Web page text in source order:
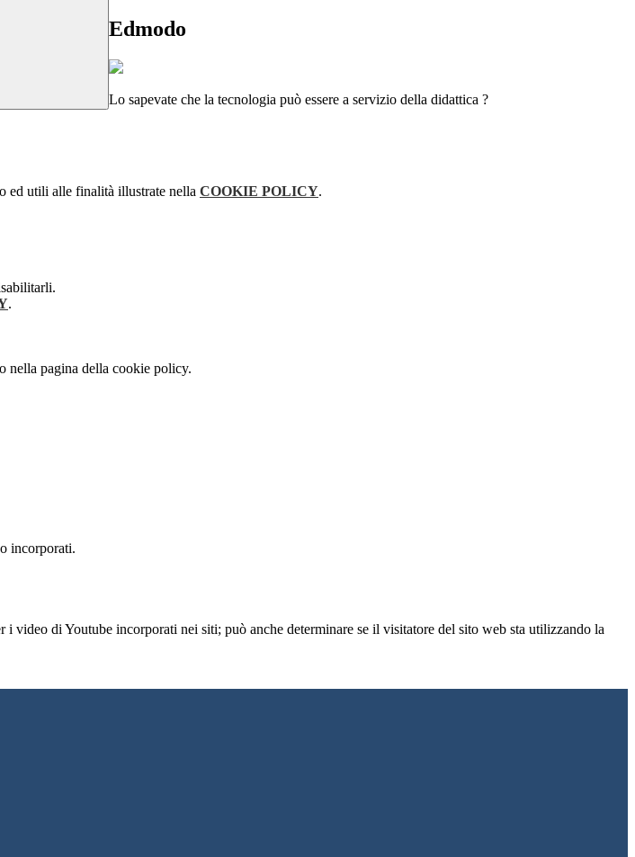
Edmodo
Lo sapevate che la tecnologia può essere a servizio della didattica ?
ed utili alle finalità illustrate nella COOKIE POLICY.
.
nella pagina della cookie policy.
incorporati.
video di Youtube incorporati nei siti; può anche determinare se il visitatore del sito web sta utilizzando la